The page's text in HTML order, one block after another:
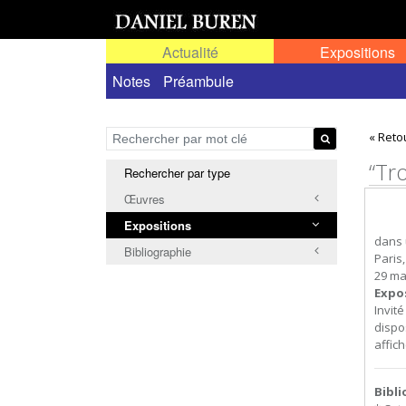
Actualité
Expositions
Toutes les expositions
Notes
Préambule
Rechercher par type
Œuvres
Expositions
Bibliographie
«
dans
29